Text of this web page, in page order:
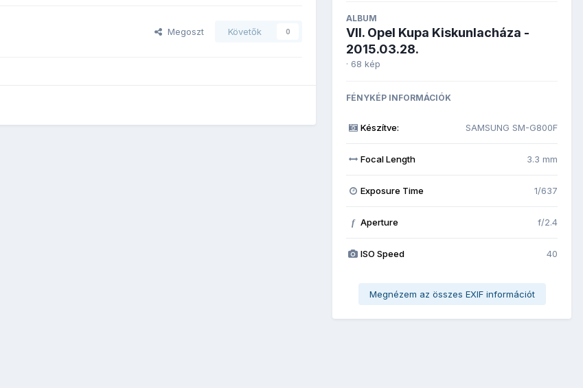
Megoszt Követők 0
ALBUM
VII. Opel Kupa Kiskunlacháza -
2015.03.28.
· 68 kép
FÉNYKÉP INFORMÁCIÓK
Készítve: SAMSUNG SM-G800F
Focal Length 3.3 mm
Exposure Time 1/637
f Aperture f/2.4
ISO Speed 40
Megnézem az összes EXIF információt